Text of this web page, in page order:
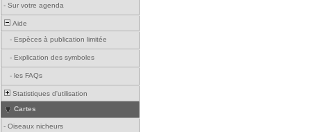
- Sur votre agenda
Aide
- Espèces à publication limitée
- Explication des symboles
- les FAQs
Statistiques d'utilisation
Cartes
- Oiseaux nicheurs